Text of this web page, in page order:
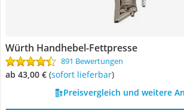
Würth Handhebel-Fettpresse
891 Bewertungen
ab 43,00 € ( Sofort lieferbar)
Preisvergleich und weitere